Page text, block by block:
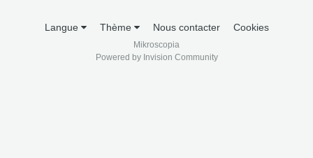
Langue Thème Nous contacter Cookies
Mikroscopia
Powered by Invision Community